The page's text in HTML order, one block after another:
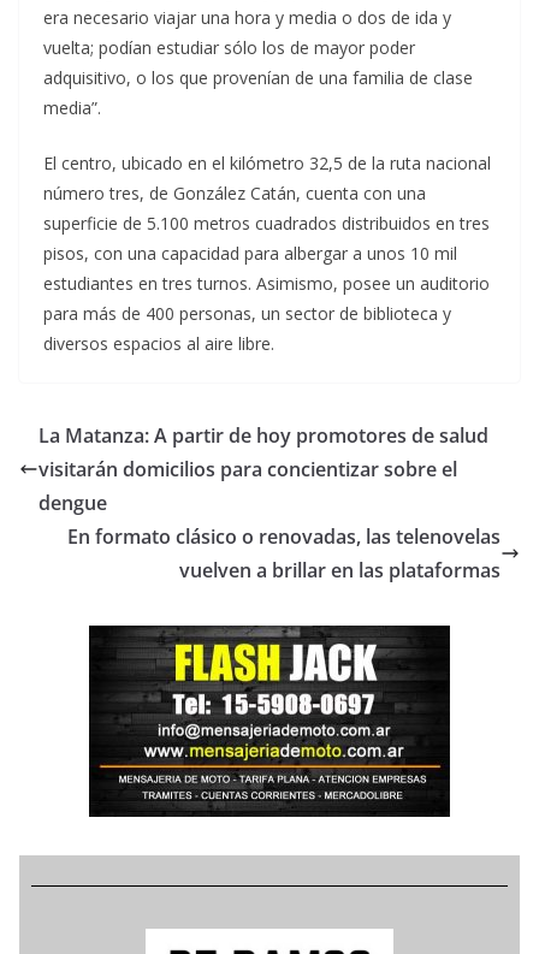
era necesario viajar una hora y media o dos de ida y
vuelta; podían estudiar sólo los de mayor poder
adquisitivo, o los que provenían de una familia de clase
media”.
El centro, ubicado en el kilómetro 32,5 de la ruta nacional
número tres, de González Catán, cuenta con una
superficie de 5.100 metros cuadrados distribuidos en tres
pisos, con una capacidad para albergar a unos 10 mil
estudiantes en tres turnos. Asimismo, posee un auditorio
para más de 400 personas, un sector de biblioteca y
diversos espacios al aire libre.
La Matanza: A partir de hoy promotores de salud
visitarán domicilios para concientizar sobre el
dengue
En formato clásico o renovadas, las telenovelas
vuelven a brillar en las plataformas